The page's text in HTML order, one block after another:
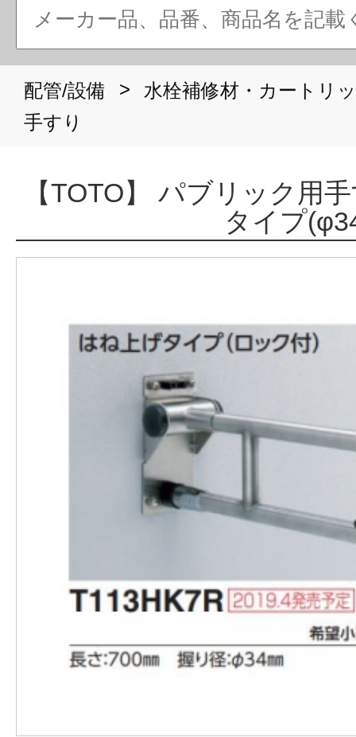
配管/設備 >
水栓補修材・カートリ
手すり
【TOTO】 パブリック用
タイプ